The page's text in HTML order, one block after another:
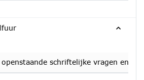
schriftelijke vragen en